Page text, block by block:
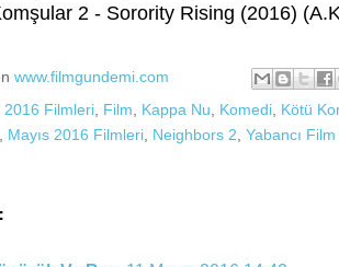
2 - Sorority Rising (2016)
www.filmgundemi.com
2016 Filmleri Film Kappa Nu Komedi Kötü
Mayıs 2016 Filmleri Neighbors 2 Yabancı Film